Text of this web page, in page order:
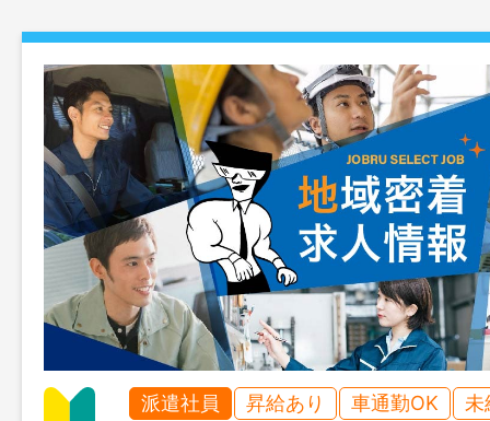
派遣社員 昇給あり 車通勤OK 未